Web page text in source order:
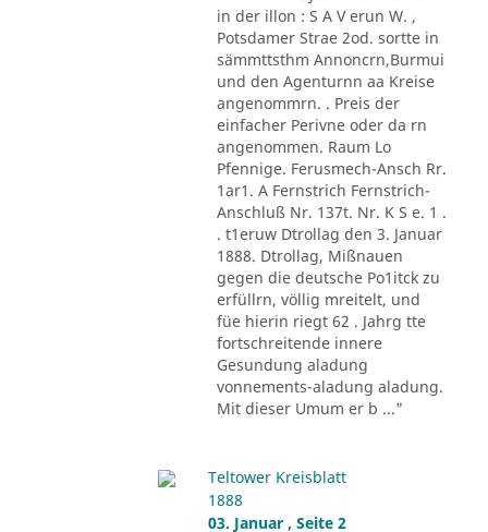
in der illon : S A V erun W. ,
Potsdamer Strae 2od. sortte in
sämmttsthm Annoncrn,Burmui
und den Agenturnn aa Kreise
angenommrn. . Preis der
einfacher Perivne oder da rn
angenommen. Raum Lo
Pfennige. Ferusmech-Ansch Rr.
1ar1. A Fernstrich Fernstrich-
Anschluß Nr. 137t. Nr. K S e. 1 .
. t1eruw Dtrollag den 3. Januar
1888. Dtrollag, Mißnauen
gegen die deutsche Po1itck zu
erfüllrn, völlig mreitelt, und
füe hierin riegt 62 . Jahrg tte
fortschreitende innere
Gesundung aladung
vonnements-aladung aladung.
Mit dieser Umum er b ..."
Teltower Kreisblatt
1888
03. Januar , Seite 2